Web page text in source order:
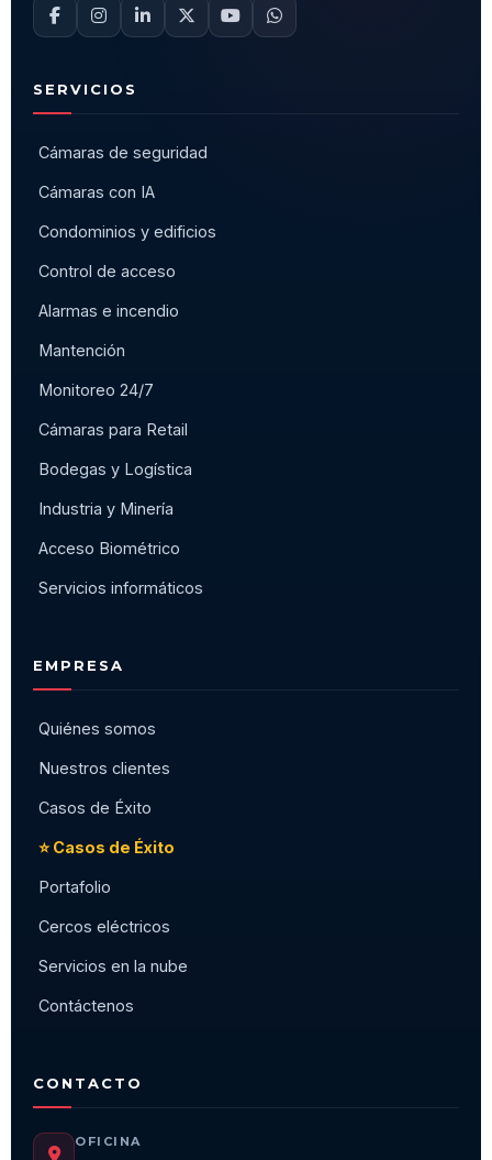
SERVICIOS
Cámaras de seguridad
Cámaras con IA
Condominios y edificios
Control de acceso
Alarmas e incendio
Mantención
Monitoreo 24/7
Cámaras para Retail
Bodegas y Logística
Industria y Minería
Acceso Biométrico
Servicios informáticos
EMPRESA
Quiénes somos
Nuestros clientes
Casos de Éxito
⭐ Casos de Éxito
Portafolio
Cercos eléctricos
Servicios en la nube
Contáctenos
CONTACTO
OFICINA